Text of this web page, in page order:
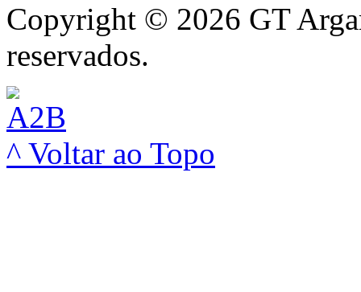
Copyright © 2026 GT
reservados.
^ Voltar ao Topo